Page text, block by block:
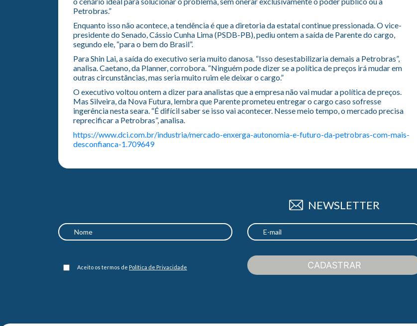
Petrobras.”
Enquanto isso não acontece, a tendência é que a diretoria da estatal continue pressionada. O vice-
presidente do Senado, Cássio Cunha Lima (PSDB-PB), pediu ontem a saída de Parente do cargo,
segundo ele, “para o bem do Brasil”.
Para Shin Lai, a saída do executivo seria muito danosa. “Isso desestabilizaria demais a Petrobras”,
analisa. Caetano, da Planner, corrobora. “Ninguém pode dizer se a política de preços irá mudar em
outras circunstâncias, mas seria muito ruim ele deixar o cargo.”
O executivo voltou ontem a dizer para analistas que a empresa não vai mudar a política de preços.
Mas Silveira, da Nova Futura, lembra que Parente prometeu entregar o cargo caso sofresse
ingerência nesta seara. “É difícil saber se isso vai acontecer. Nesse meio tempo, o mercado precisa
reprecificar a Petrobras”, analisa.
https://www.dci.com.br/industria/mercado-enxerga-autonomia-e-futuro-da-petrobras-com-mais-
desconfianca-1.709649
NEWSLETTER
Aceito os termos de Política de Privacidade CADASTRAR